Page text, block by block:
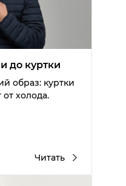
до куртки
образ: куртки
холода.
Читать